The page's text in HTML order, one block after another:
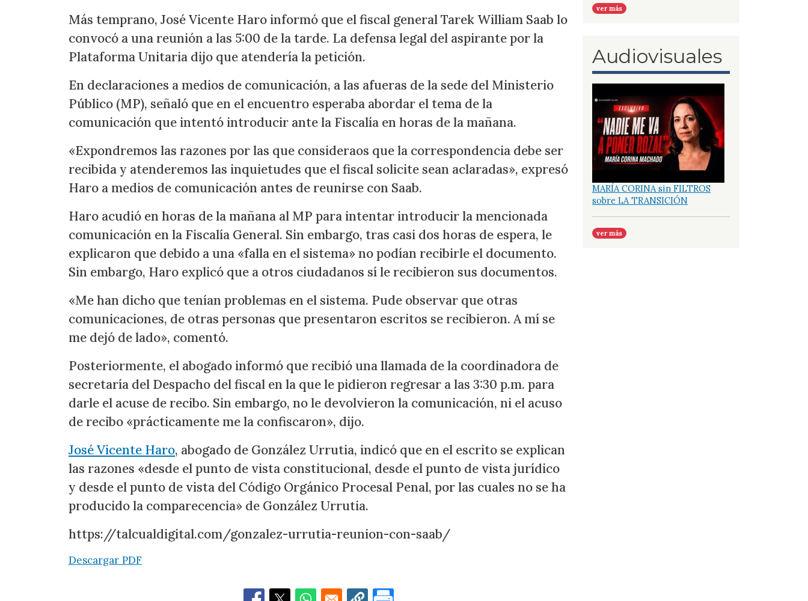
Más temprano, José Vicente Haro informó que el fiscal general Tarek William Saab lo
convocó a una reunión a las 5:00 de la tarde. La defensa legal del aspirante por la
Plataforma Unitaria dijo que atendería la petición.
En declaraciones a medios de comunicación, a las afueras de la sede del Ministerio
Público (MP), señaló que en el encuentro esperaba abordar el tema de la
comunicación que intentó introducir ante la Fiscalía en horas de la mañana.
«Expondremos las razones por las que consideraos que la correspondencia debe ser
recibida y atenderemos las inquietudes que el fiscal solicite sean aclaradas», expresó
Haro a medios de comunicación antes de reunirse con Saab.
Haro acudió en horas de la mañana al MP para intentar introducir la mencionada
comunicación en la Fiscalía General. Sin embargo, tras casi dos horas de espera, le
explicaron que debido a una «falla en el sistema» no podían recibirle el documento.
Sin embargo, Haro explicó que a otros ciudadanos sí le recibieron sus documentos.
«Me han dicho que tenían problemas en el sistema. Pude observar que otras
comunicaciones, de otras personas que presentaron escritos se recibieron. A mí se
me dejó de lado», comentó.
Posteriormente, el abogado informó que recibió una llamada de la coordinadora de
secretaría del Despacho del fiscal en la que le pidieron regresar a las 3:30 p.m. para
darle el acuse de recibo. Sin embargo, no le devolvieron la comunicación, ni el acuso
de recibo «prácticamente me la confiscaron», dijo.
José Vicente Haro, abogado de González Urrutia, indicó que en el escrito se explican
las razones «desde el punto de vista constitucional, desde el punto de vista jurídico
y desde el punto de vista del Código Orgánico Procesal Penal, por las cuales no se ha
producido la comparecencia» de González Urrutia.
https://talcualdigital.com/gonzalez-urrutia-reunion-con-saab/
Descargar PDF
ver más
Audiovisuales
MARÍA CORINA sin FILTROS
sobre LA TRANSICIÓN
ver más